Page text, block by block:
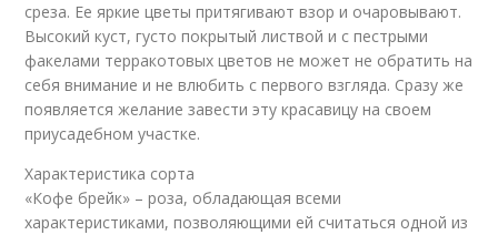
среза. Ее яркие цветы притягивают взор и очаровывают.
Высокий куст, густо покрытый листвой и с пестрыми
факелами терракотовых цветов не может не обратить на
себя внимание и не влюбить с первого взгляда. Сразу же
появляется желание завести эту красавицу на своем
приусадебном участке.
Характеристика сорта
«Кофе брейк» – роза, обладающая всеми
характеристиками, позволяющими ей считаться одной из